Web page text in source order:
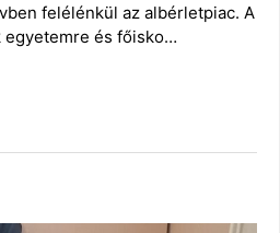
felélénkül az albérletpiac. A
egyetemre és főisko…